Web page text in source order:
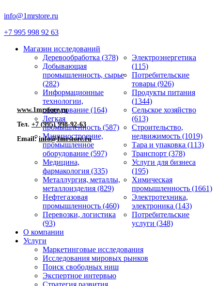
info@1mrstore.ru
+7 995 998 92 63
Магазин исследований
Деревообработка (378)
Добывающая
промышленность, сырье
(282)
Информационные
технологии,
оборудование (164)
Легкая
промышленность (587)
Машиностроение,
промышленное
оборудование (597)
Медицина,
фармакология (335)
Металлургия, металлы,
металлоизделия (829)
Нефтегазовая
промышленность (460)
Перевозки, логистика
(93)
Электроэнергетика
(115)
Потребительские
товары (926)
Продукты питания
(1344)
Сельское хозяйство
(613)
Строительство,
недвижимость (1019)
Тара и упаковка (113)
Транспорт (378)
Услуги для бизнеса
(195)
Химическая
промышленность (1661)
Электротехника,
электроника (143)
Потребительские
услуги (348)
О компании
Услуги
Маркетинговые исследования
Исследования мировых рынков
Поиск свободных ниш
Экспертное интервью
Стратегия развития
www.1mrstore.ru
Тел. +7 (995) 998-92-63
Email:info@1mrstore.ru